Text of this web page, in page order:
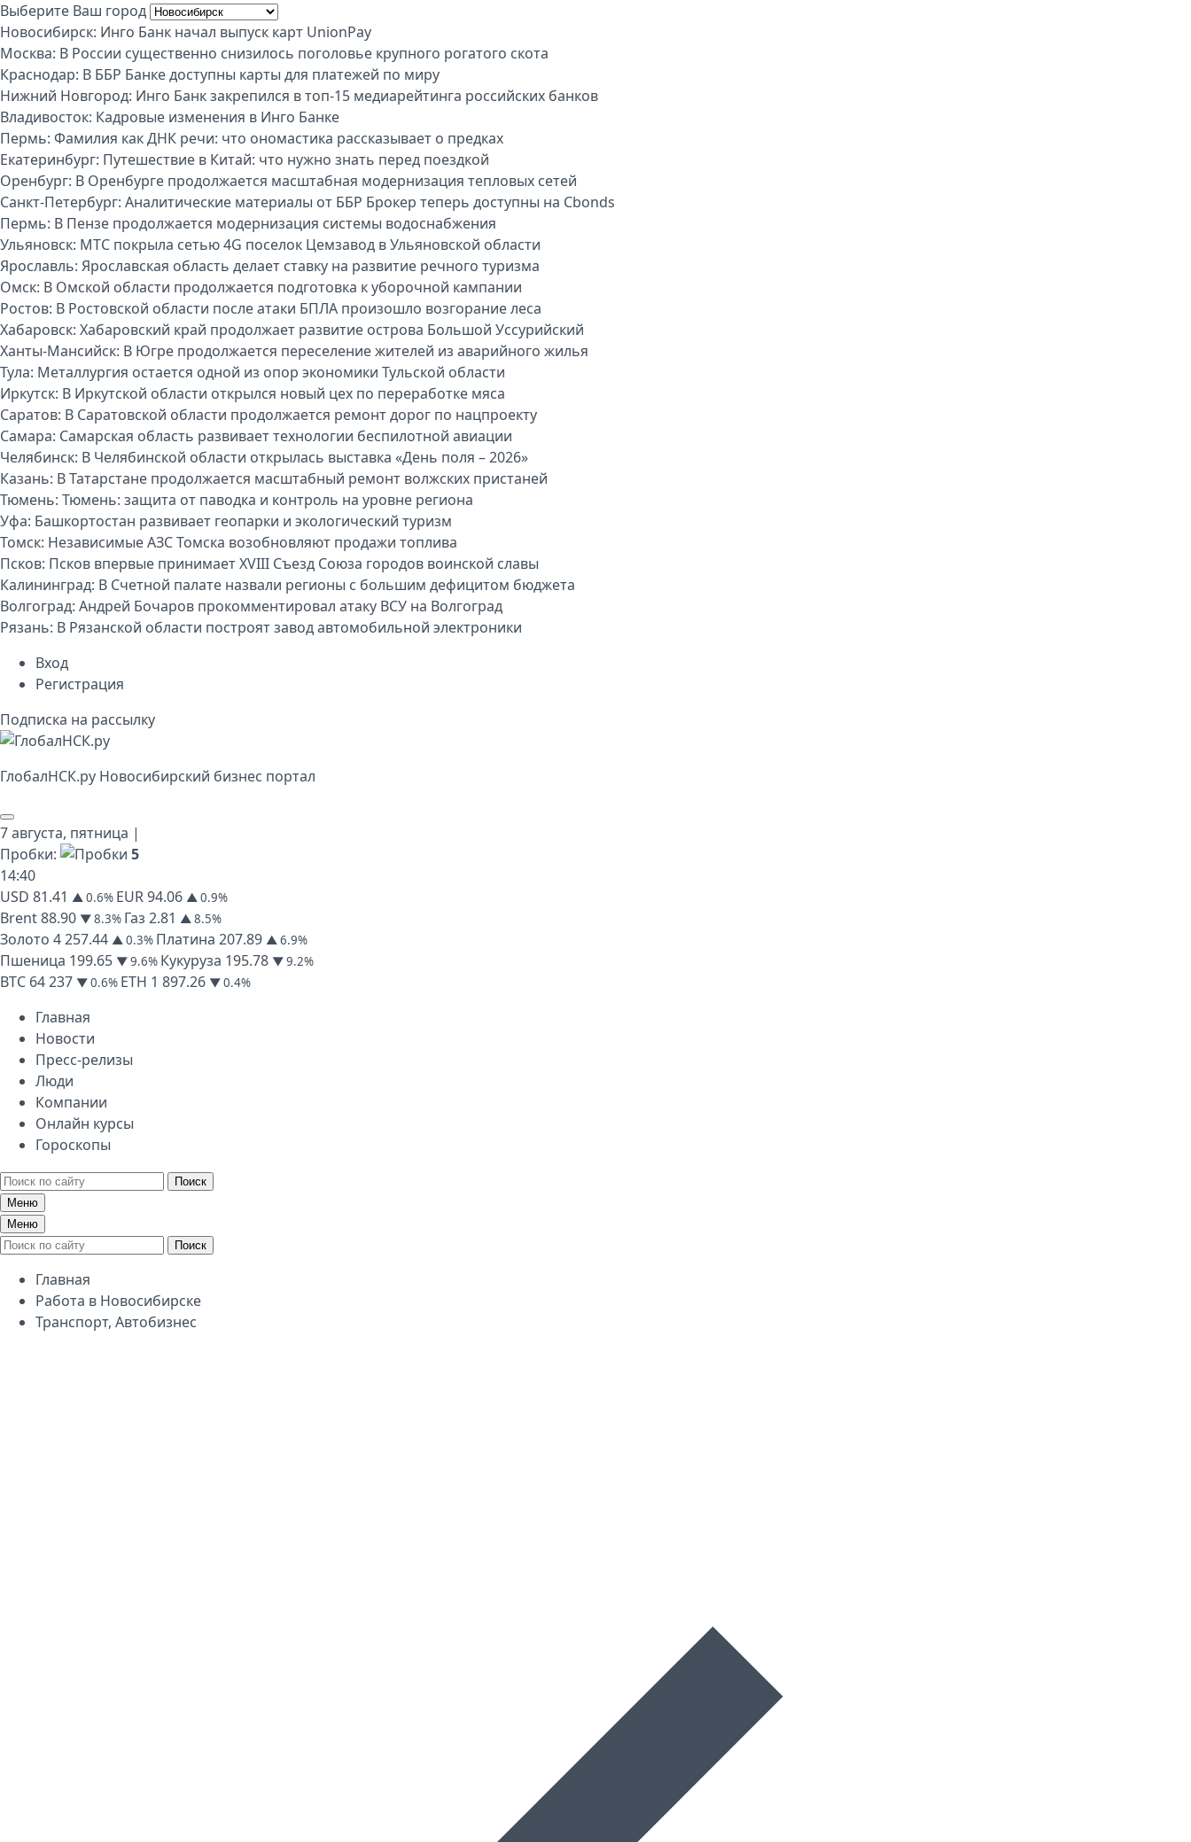
Выберите Ваш город
Новосибирск: Инго Банк начал выпуск карт UnionPay
Москва: В России существенно снизилось поголовье крупного рогатого скота
Краснодар: В ББР Банке доступны карты для платежей по миру
Нижний Новгород: Инго Банк закрепился в топ-15 медиарейтинга российских банков
Владивосток: Кадровые изменения в Инго Банке
Пермь: Фамилия как ДНК речи: что ономастика рассказывает о предках
Екатеринбург: Путешествие в Китай: что нужно знать перед поездкой
Оренбург: В Оренбурге продолжается масштабная модернизация тепловых сетей
Санкт-Петербург: Аналитические материалы от ББР Брокер теперь доступны на Cbonds
Пермь: В Пензе продолжается модернизация системы водоснабжения
Ульяновск: МТС покрыла сетью 4G поселок Цемзавод в Ульяновской области
Ярославль: Ярославская область делает ставку на развитие речного туризма
Омск: В Омской области продолжается подготовка к уборочной кампании
Ростов: В Ростовской области после атаки БПЛА произошло возгорание леса
Хабаровск: Хабаровский край продолжает развитие острова Большой Уссурийский
Ханты-Мансийск: В Югре продолжается переселение жителей из аварийного жилья
Тула: Металлургия остается одной из опор экономики Тульской области
Иркутск: В Иркутской области открылся новый цех по переработке мяса
Саратов: В Саратовской области продолжается ремонт дорог по нацпроекту
Самара: Самарская область развивает технологии беспилотной авиации
Челябинск: В Челябинской области открылась выставка «День поля – 2026»
Казань: В Татарстане продолжается масштабный ремонт волжских пристаней
Тюмень: Тюмень: защита от паводка и контроль на уровне региона
Уфа: Башкортостан развивает геопарки и экологический туризм
Томск: Независимые АЗС Томска возобновляют продажи топлива
Псков: Псков впервые принимает XVIII Съезд Союза городов воинской славы
Калининград: В Счетной палате назвали регионы с большим дефицитом бюджета
Волгоград: Андрей Бочаров прокомментировал атаку ВСУ на Волгоград
Рязань: В Рязанской области построят завод автомобильной электроники
Вход
Регистрация
Подписка на рассылку
ГлобалНСК.py Новосибирский бизнес портал
7 августа, пятница |
Пробки:
5
14:40
USD 81.41 ▲ 0.6% EUR94.06 ▲ 0.9%
Brent88.90 ▼ 8.3% Газ 2.81 ▲ 8.5%
Золото 4 257.44 ▲ 0.3% Платина 207.89 ▲ 6.9%
Пшеница 199.65 ▼ 9.6% Кукуруза 195.78 ▼ 9.2%
BTC 64 237 ▼ 0.6% ETH 1 897.26 ▼ 0.4%
Главная
Новости
Пресс-релизы
Люди
Компании
Онлайн курсы
Гороскопы
Поиск
Меню
Меню
Поиск
Главная
Работа в Новосибирске
Транспорт, Автобизнес